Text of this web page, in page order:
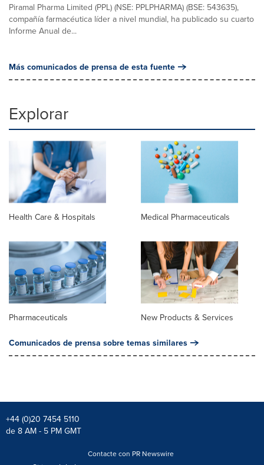
Piramal Pharma Limited (PPL) (NSE: PPLPHARMA) (BSE: 543635),
compañía farmacéutica líder a nivel mundial, ha publicado su cuarto
Informe Anual de...
Más comunicados de prensa de esta fuente
Explorar
Health Care & Hospitals Medical Pharmaceuticals
Pharmaceuticals New Products & Services
Comunicados de prensa sobre temas similares
+44 (0)20 7454 5110
de 8 AM - 5 PM GMT
Contacte con PR Newswire